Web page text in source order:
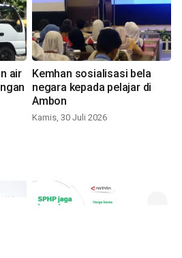
air
Kemhan sosialisasi bela
negara kepada pelajar di
Ambon
Kamis, 30 Juli 2026